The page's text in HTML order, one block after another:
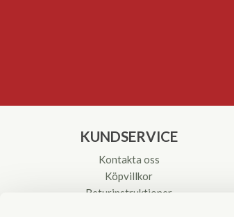
KUNDSERVICE
Kontakta oss
Köpvillkor
Returinstruktioner